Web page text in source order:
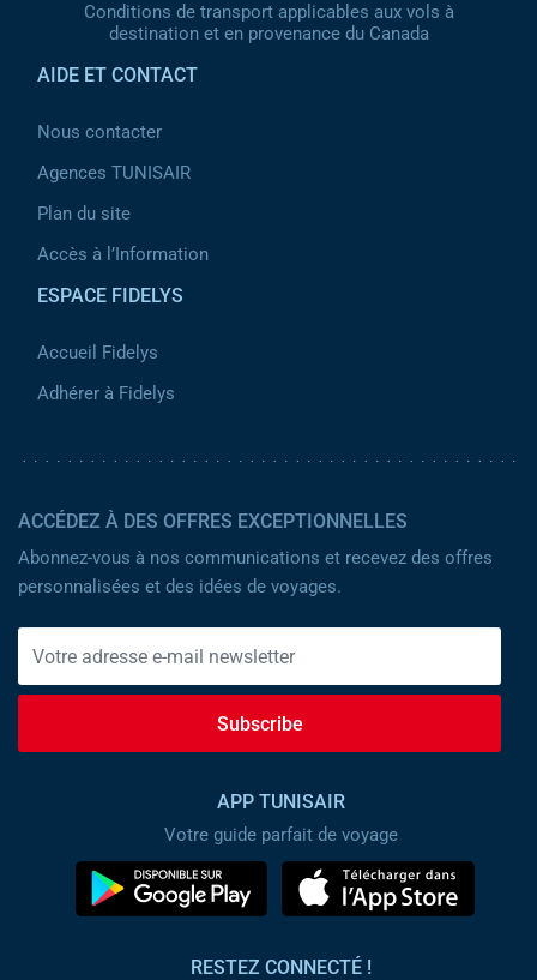
Conditions de transport applicables aux vols à
destination et en provenance du Canada
AIDE ET CONTACT
Nous contacter
Agences TUNISAIR
Plan du site
Accès à l’Information
ESPACE FIDELYS
Accueil Fidelys
Adhérer à Fidelys
ACCÉDEZ À DES OFFRES EXCEPTIONNELLES
Abonnez-vous à nos communications et recevez des offres
personnalisées et des idées de voyages.
Subscribe
APP TUNISAIR
Votre guide parfait de voyage
RESTEZ CONNECTÉ !